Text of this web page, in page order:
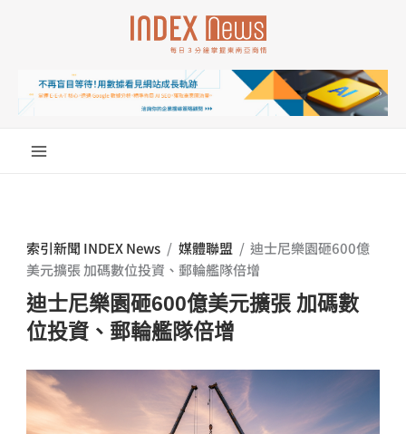
索引新聞 INDEX News / 媒體聯盟 / 迪士尼樂園砸600億
美元擴張 加碼數位投資、郵輪艦隊倍增
迪士尼樂園砸600億美元擴張 加碼數
位投資、郵輪艦隊倍增